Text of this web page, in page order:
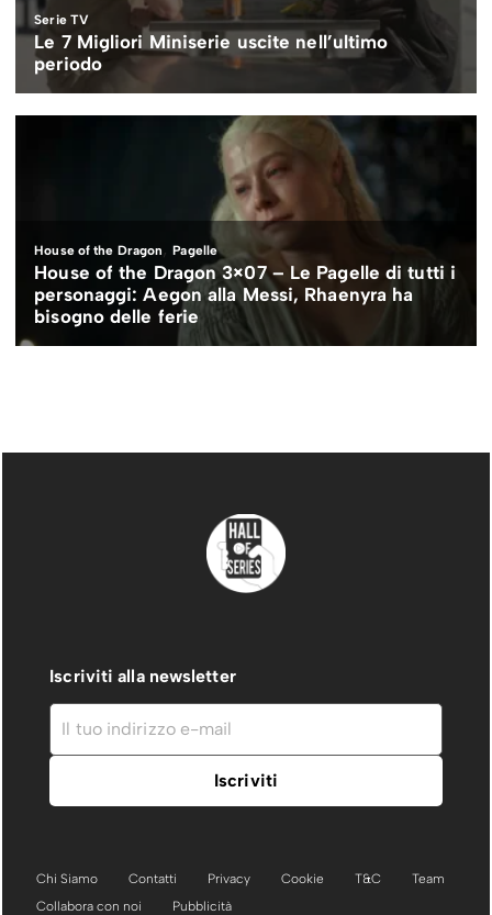
Iscriviti alla newsletter
Chi Siamo Contatti Privacy Cookie T&C
Team
Collabora con noi
Pubblicità